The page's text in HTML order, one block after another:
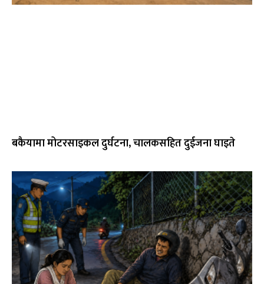
बकैयामा मोटरसाइकल दुर्घटना, चालकसहित दुईजना घाइते